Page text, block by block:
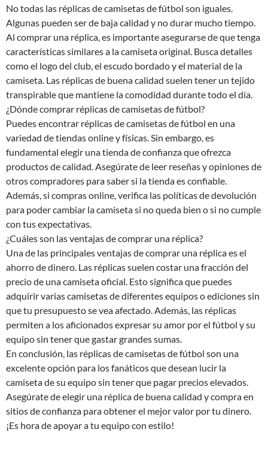
No todas las réplicas de camisetas de fútbol son iguales.
Algunas pueden ser de baja calidad y no durar mucho tiempo.
Al comprar una réplica, es importante asegurarse de que tenga
características similares a la camiseta original. Busca detalles
como el logo del club, el escudo bordado y el material de la
camiseta. Las réplicas de buena calidad suelen tener un tejido
transpirable que mantiene la comodidad durante todo el día.
¿Dónde comprar réplicas de camisetas de fútbol?
Puedes encontrar réplicas de camisetas de fútbol en una
variedad de tiendas online y físicas. Sin embargo, es
fundamental elegir una tienda de confianza que ofrezca
productos de calidad. Asegúrate de leer reseñas y opiniones de
otros compradores para saber si la tienda es confiable.
Además, si compras online, verifica las políticas de devolución
para poder cambiar la camiseta si no queda bien o si no cumple
con tus expectativas.
¿Cuáles son las ventajas de comprar una réplica?
Una de las principales ventajas de comprar una réplica es el
ahorro de dinero. Las réplicas suelen costar una fracción del
precio de una camiseta oficial. Esto significa que puedes
adquirir varias camisetas de diferentes equipos o ediciones sin
que tu presupuesto se vea afectado. Además, las réplicas
permiten a los aficionados expresar su amor por el fútbol y su
equipo sin tener que gastar grandes sumas.
En conclusión, las réplicas de camisetas de fútbol son una
excelente opción para los fanáticos que desean lucir la
camiseta de su equipo sin tener que pagar precios elevados.
Asegúrate de elegir una réplica de buena calidad y compra en
sitios de confianza para obtener el mejor valor por tu dinero.
¡Es hora de apoyar a tu equipo con estilo!